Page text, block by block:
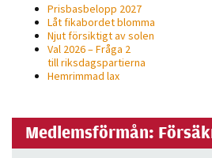
Prisbasbelopp 2027
Låt fikabordet blomma
Njut försiktigt av solen
Val 2026 – Fråga 2
till riksdagspartierna
Hemrimmad lax
Medlemsförmån: